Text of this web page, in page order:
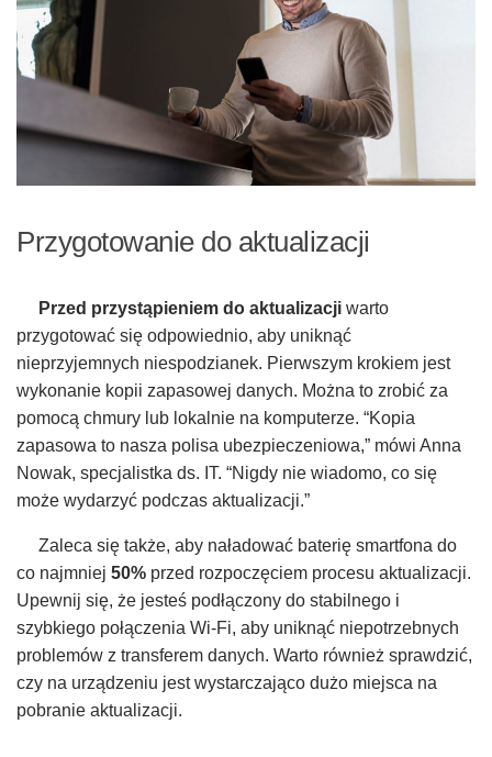
Przygotowanie do aktualizacji
Przed przystąpieniem do aktualizacji warto
przygotować się odpowiednio, aby uniknąć
nieprzyjemnych niespodzianek. Pierwszym krokiem jest
wykonanie kopii zapasowej danych. Można to zrobić za
pomocą chmury lub lokalnie na komputerze. “Kopia
zapasowa to nasza polisa ubezpieczeniowa,” mówi Anna
Nowak, specjalistka ds. IT. “Nigdy nie wiadomo, co się
może wydarzyć podczas aktualizacji.”
Zaleca się także, aby naładować baterię smartfona do
co najmniej 50% przed rozpoczęciem procesu aktualizacji.
Upewnij się, że jesteś podłączony do stabilnego i
szybkiego połączenia Wi-Fi, aby uniknąć niepotrzebnych
problemów z transferem danych. Warto również sprawdzić,
czy na urządzeniu jest wystarczająco dużo miejsca na
pobranie aktualizacji.